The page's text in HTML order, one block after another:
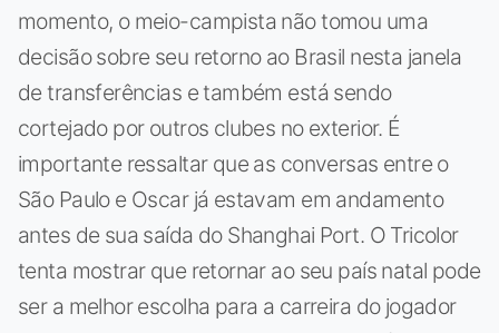
momento, o meio-campista não tomou uma
decisão sobre seu retorno ao Brasil nesta janela
de transferências e também está sendo
cortejado por outros clubes no exterior. É
importante ressaltar que as conversas entre o
São Paulo e Oscar já estavam em andamento
antes de sua saída do Shanghai Port. O Tricolor
tenta mostrar que retornar ao seu país natal pode
ser a melhor escolha para a carreira do jogador